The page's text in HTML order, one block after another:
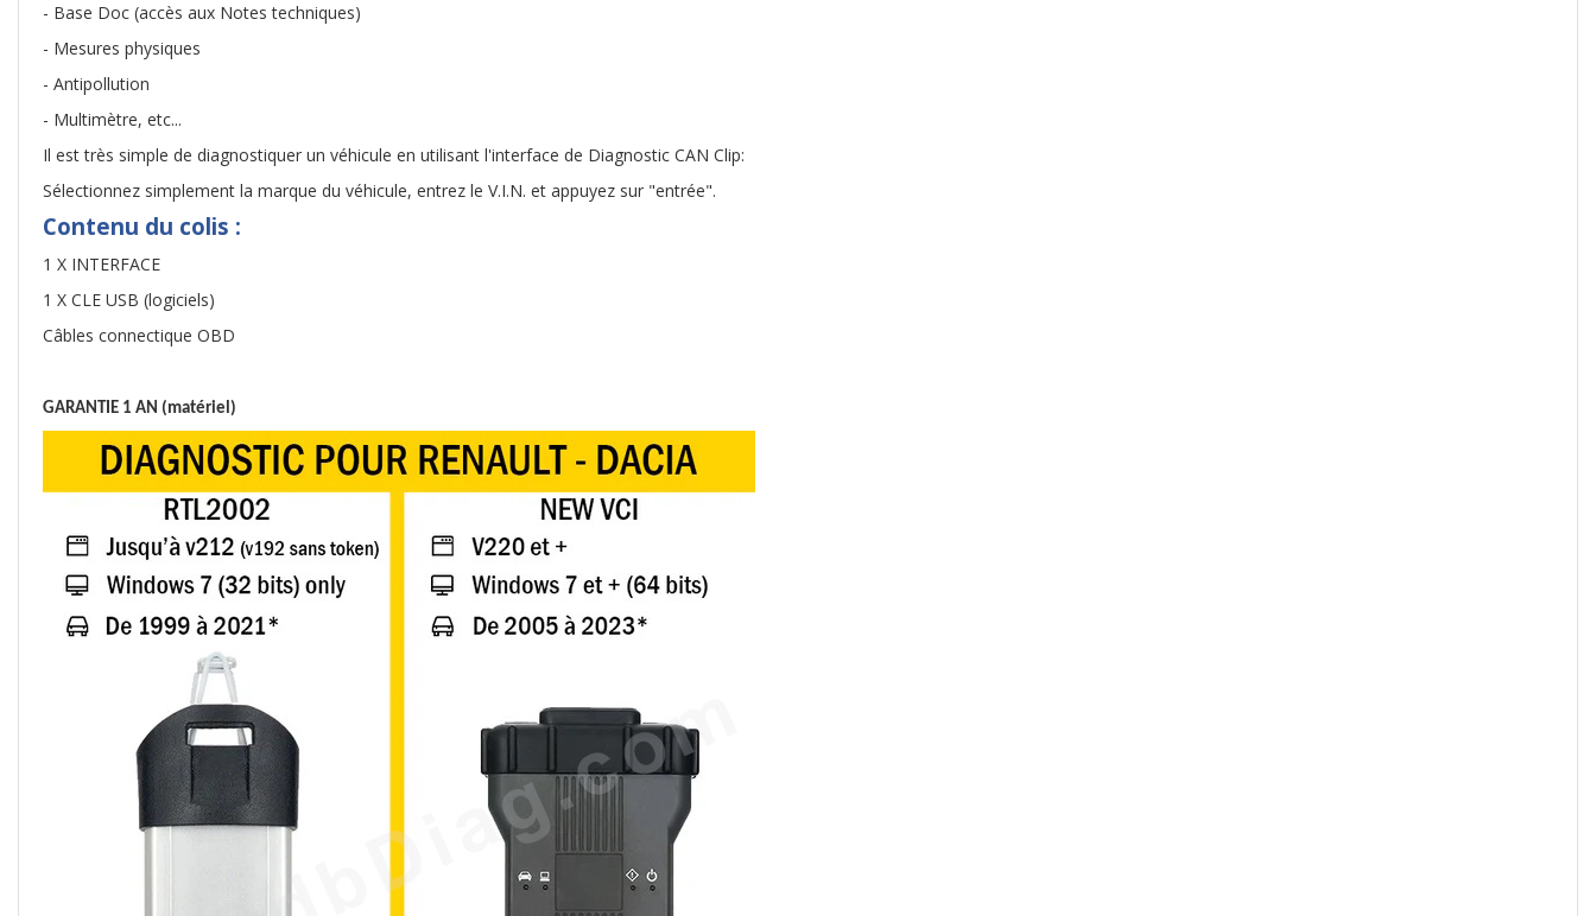
- Base Doc (accès aux Notes techniques)
- Mesures physiques
- Antipollution
- Multimètre, etc...
Il est très simple de diagnostiquer un véhicule en utilisant l'interface de Diagnostic CAN Clip:
Sélectionnez simplement la marque du véhicule, entrez le V.I.N. et appuyez sur "entrée".
Contenu du colis :
1 X INTERFACE
1 X CLE USB (logiciels)
Câbles connectique OBD
GARANTIE 1 AN (matériel)